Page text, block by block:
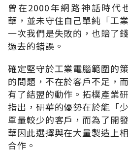
曾在2000年網路神話時代
華，並未守住自己單純「工
一次我們是失敗的，也賠了
過去的錯誤。
確定堅守於工業電腦範圍的
的問題，不在於客戶不足，
有了結盟的動作。拓樸產業
指出，研華的優勢在於能「
單量較少的客戶，而為了開
華因此選擇與在大量製造上
合作。